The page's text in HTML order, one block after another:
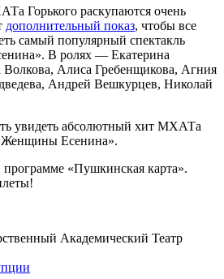
Горького раскупаются очень
дополнительный показ, чтобы все
самый популярный спектакль
В ролях — Екатерина
Алиса Гребенщикова, Агния
Андрей Вешкурцев, Николай
увидеть абсолютный хит МХАТа
Есенина».
«Пушкинская карта».
Академический Театр